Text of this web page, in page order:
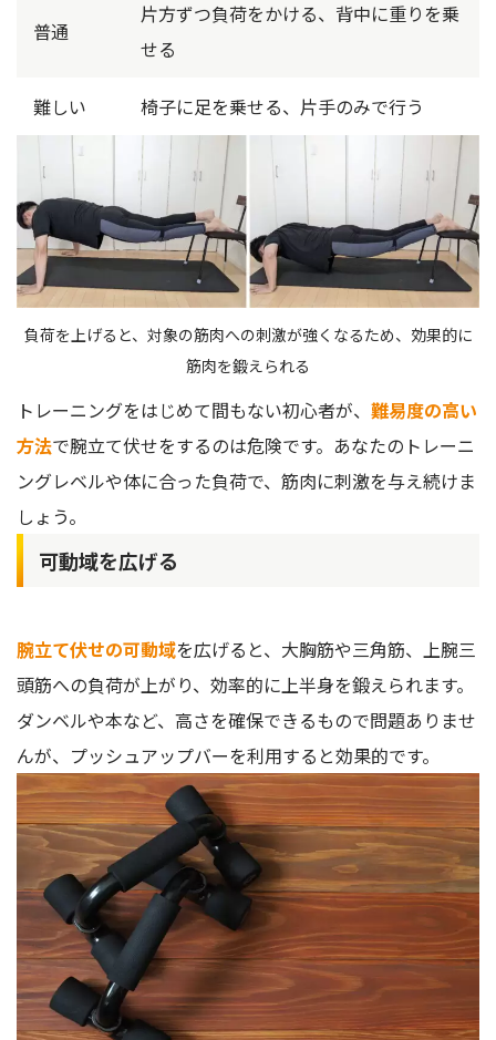
普通
片方ずつ負荷をかける、背中に重りを乗
せる
難しい 椅子に足を乗せる、片手のみで行う
負荷を上げると、対象の筋肉への刺激が強くなるため、効果的に
筋肉を鍛えられる
トレーニングをはじめて間もない初心者が、 難易度の高い
方法で腕立て伏せをするのは危険です。あなたのトレーニ
ングレベルや体に合った負荷で、筋肉に刺激を与え続けま
しょう。
可動域を広げる
腕立て伏せの可動域を広げると、大胸筋や三角筋、上腕三
頭筋への負荷が上がり、効率的に上半身を鍛えられます。
ダンベルや本など、高さを確保できるもので問題ありませ
んが、プッシュアップバーを利用すると効果的です。